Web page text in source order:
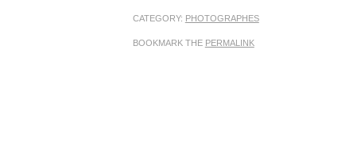
CATEGORY: PHOTOGRAPHES
BOOKMARK THE PERMALINK